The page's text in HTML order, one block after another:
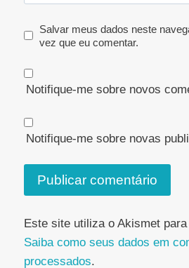
Salvar meus dados neste
vez que eu comentar.
Notifique-me sobre novos
Notifique-me sobre novas
Este site utiliza o Akismet
Saiba como seus dados em
processados.